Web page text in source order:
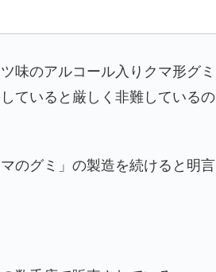
味のアルコール入りクマ形グミ
ていると厳しく非難しているの
のグミ」の製造を続けると明言